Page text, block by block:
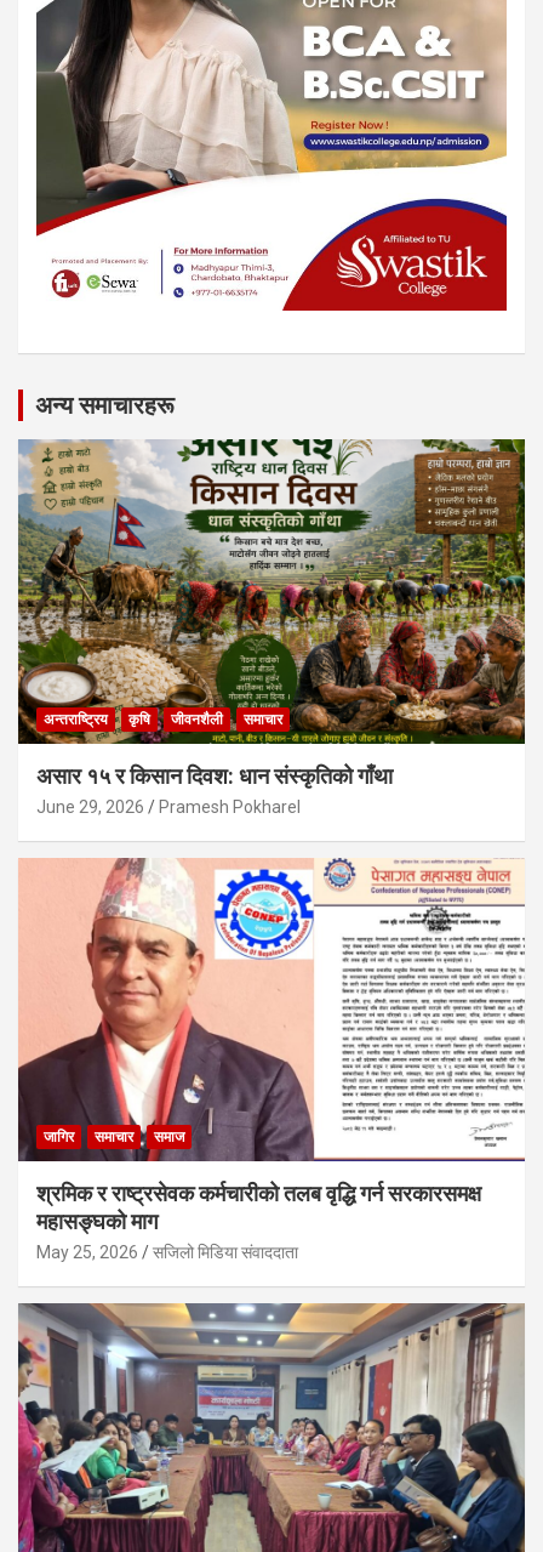
अन्य समाचारहरू
अन्तराष्ट्रिय कृषि जीवनशैली समाचार
असार १५ र किसान दिवश: धान संस्कृतिको गाँथा
June 29, 2026 Pramesh Pokharel
जागिर समाचार समाज
श्रमिक र राष्ट्रसेवक कर्मचारीको तलब वृद्धि गर्न सरकारसमक्ष
महासङ्घको माग
May 25, 2026 सजिलो मिडिया संवाददाता